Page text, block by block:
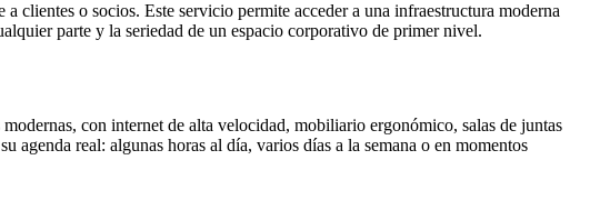
clientes o socios. Este servicio permite acceder a una infraestructura moderna
parte y la seriedad de un espacio corporativo de primer nivel.
con internet de alta velocidad, mobiliario ergonómico, salas de juntas
agenda real: algunas horas al día, varios días a la semana o en momentos